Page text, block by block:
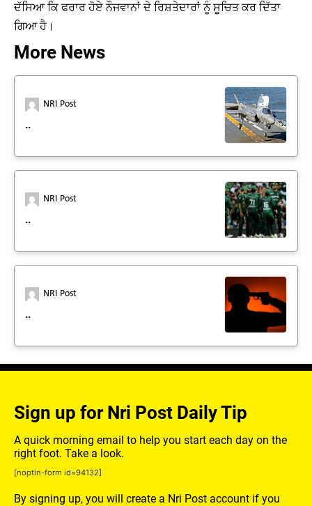
ਦੱਸਿਆ ਕਿ ਫਰਾਰ ਹੋਏ ਨੌਜਵਾਨਾਂ ਦੇ ਰਿਸ਼ਤੇਦਾਰਾਂ ਨੂੰ ਸੂਚਿਤ ਕਰ ਦਿੱਤਾ
ਗਿਆ ਹੈ।
More News
NRI Post
..
NRI Post
..
NRI Post
..
Sign up for Nri Post Daily Tip
A quick morning email to help you start each day on the
right foot. Take a look.
[noptin-form id=94132]
By signing up, you will create a Nri Post account if you